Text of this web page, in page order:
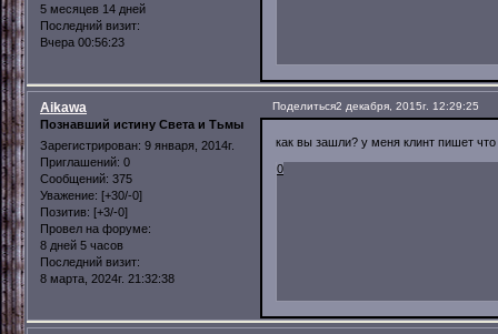
5 месяцев 14 дней
Последний визит:
Вчера 00:56:23
Поделиться2 декабря, 2015г. 12:29:25
Aikawa
Познавший истину Света и Тьмы
Зарегистрирован: 9 января, 2014г.
Приглашений: 0
Сообщений: 375
Уважение: [+30/-0]
Позитив: [+3/-0]
Провел на форуме:
8 дней 5 часов
Последний визит:
8 марта, 2024г. 21:32:38
как вы зашли? у меня клинт пишет
0